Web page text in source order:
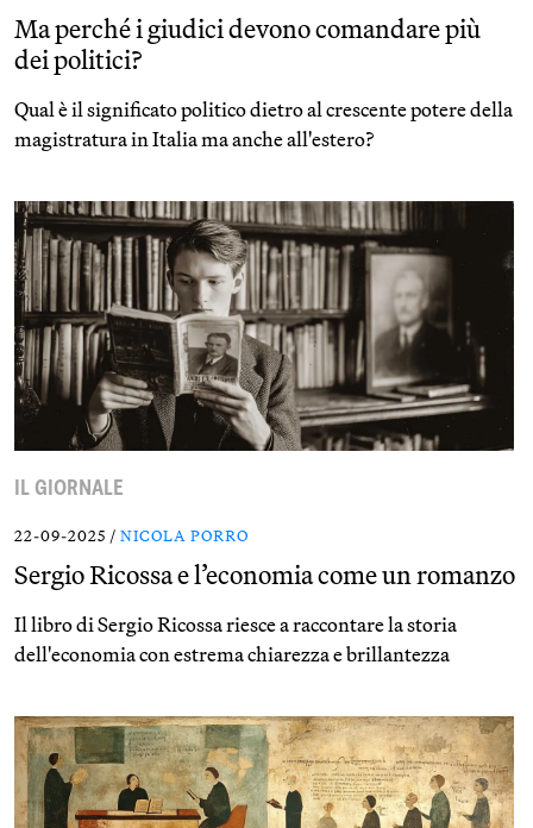
Ma perché i giudici devono comandare più
dei politici?
Qual è il significato politico dietro al crescente potere della
magistratura in Italia ma anche all'estero?
IL GIORNALE
22-09-2025 / NICOLA PORRO
Sergio Ricossa e l’economia come un romanzo
Il libro di Sergio Ricossa riesce a raccontare la storia
dell'economia con estrema chiarezza e brillantezza